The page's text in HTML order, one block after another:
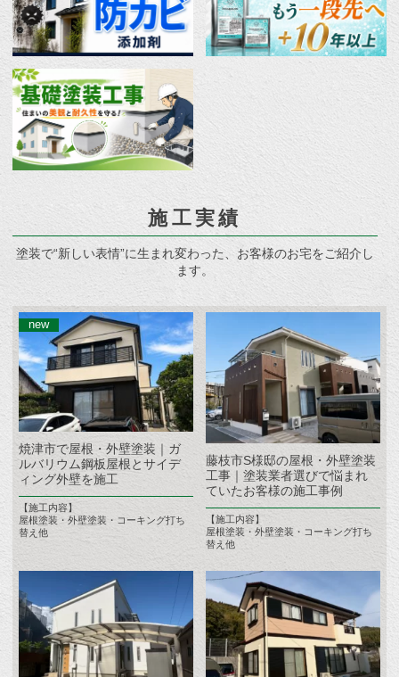
施工実績
塗装で“新しい表情”に生まれ変わった、お客様のお宅をご紹介し
ます。
焼津市で屋根・外壁塗装｜ガ
ルバリウム鋼板屋根とサイデ
ィング外壁を施工
【施工内容】
屋根塗装・外壁塗装・コーキング打ち
替え他
藤枝市S様邸の屋根・外壁塗装
工事｜塗装業者選びで悩まれ
ていたお客様の施工事例
【施工内容】
屋根塗装・外壁塗装・コーキング打ち
替え他